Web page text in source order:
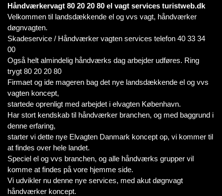
Håndværkervagt 80 20 20 80 el vagt services turistweb.dk
Velkommen til landsdækkende el og vvs vagt, håndværker
døgnvagten.
Skadeservice / Håndværker vagten services telefon 40 33 34
00
Også helt almindelig håndværks dag arbejder udføres. Ring
trygt 80 20 20 80
Firmaet og ide mageren bag det nye landsdækkende el og vvs
vagten koncept,
startede oprenligt med arbejdet i elvagten København.
Har stort kendskab til håndværker branchen, og med baggrund i
denne erfaring,
starter vi dette nye Elvagten Danmark koncept op, vi kommer til
at findes over hele landet.
Speciel el og vvs branchen, og alle håndværks grupper vil
komme at findes på vore hjemme side.
Vi udvikler nu denne nye services, med akut døgnvagt
håndværker koncept.